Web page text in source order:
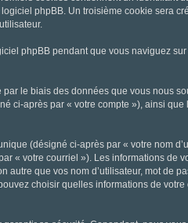
phpBB. Un troisième cookie sera
phpBB pendant que vous naviguez
le biais des données que vous nous
ci-après par « votre compte »), ainsi
(désigné ci-après par « votre nom
« votre courriel »). Les informations de
que vos nom d’utilisateur, mot de
choisir quelles informations de